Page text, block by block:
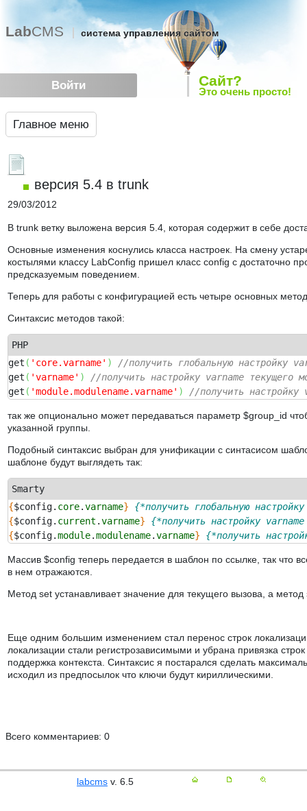
Войти
LabCMS система управления сайтом
Сайт?
Это очень просто!
Главное меню
версия 5.4 в trunk
29/03/2012
В trunk ветку выложена версия 5.4, которая содержит в себе
Основные изменения коснулись класса настроек. На смену
костылями классу LabConfig пришел класс config с достаточно
предсказуемым поведением.
Теперь для работы с конфигурацией есть четыре основных
Синтаксис методов такой:
PHP
get ( 'core.varname' )
//получить глобальную настройку
get ( 'varname' )
//получить настройку varname текущего
get ( 'module.modulename.varname' ) //получить настройку
так же опционально может передаваться параметр $group_id
указанной группы.
Подобный синтаксис выбран для унификации с синтасисом
шаблоне будут выглядеть так:
Smarty
{$config. core.varname}
{*получить глобальную
{$config. current .varname}
{*получить настройку
{$config.module.modulename.varname} {*получить
Массив $config теперь передается в шаблон по ссылке, так что
в нем отражаются.
Метод set устанавливает значение для текущего вызова, а
Еще одним большим изменением стал перенос строк
локализации стали регистрозависимыми и убрана привязка
поддержка контекста. Синтаксис я постарался сделать
исходил из предпосылок что ключи будут кириллическими.
Всего комментариев: 0
labcms v. 6.5